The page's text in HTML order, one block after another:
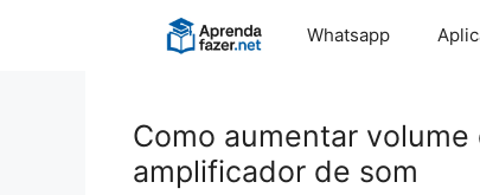
Whatsapp
Como aumentar
amplificador de som